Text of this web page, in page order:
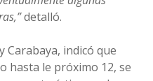
detalló.
Carabaya, indicó que
hasta le próximo 12, se